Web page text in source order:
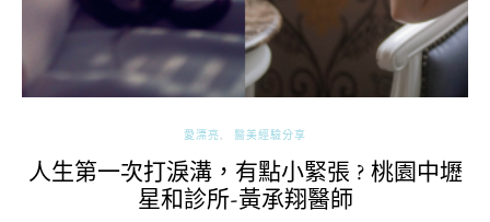
愛漂亮 醫美經驗分享
人生第一次打淚溝，有點小緊張 ? 桃園中壢
星和診所-黃承翔醫師